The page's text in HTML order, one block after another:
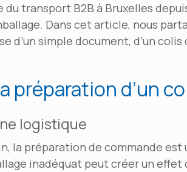
transport B2B à Bruxelles
Dans cet article, nous
d’un simple document, d’un
préparation d’un
logistique
la préparation de commande
inadéquat peut créer un